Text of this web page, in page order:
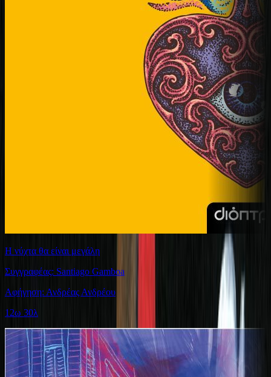
Η νύχτα θα είναι μεγάλη
Συγγραφέας: Santiago Gamboa
Αφήγηση: Ανδρέας Ανδρέου
12ω 30λ